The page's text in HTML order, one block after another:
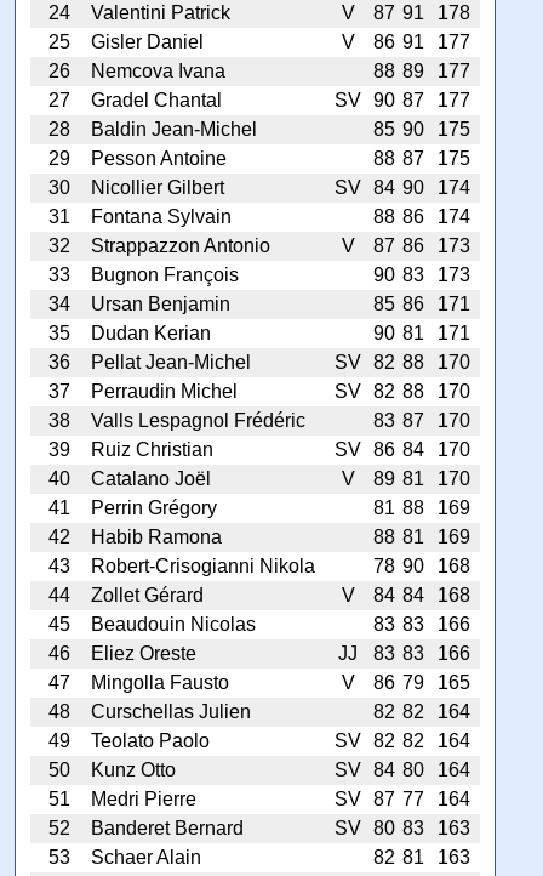
24
Valentini Patrick V 87 91
178
25
Gisler Daniel V 86 91
177
26
Nemcova Ivana 88 89
177
27
Gradel Chantal SV 90 87
177
28
Baldin Jean-Michel 85 90
175
29
Pesson Antoine 88 87
175
30
Nicollier Gilbert SV 84 90
174
31
Fontana Sylvain 88 86
174
32
Strappazzon Antonio V 87 86
173
33
Bugnon François 90 83
173
34
Ursan Benjamin 85 86
171
35
Dudan Kerian 90 81
171
36
Pellat Jean-Michel SV 82 88
170
37
Perraudin Michel SV 82 88
170
38
Valls Lespagnol Frédéric 83 87
170
39
Ruiz Christian SV 86 84
170
40
Catalano Joël V 89 81
170
41
Perrin Grégory 81 88
169
42
Habib Ramona 88 81
169
43
Robert-Crisogianni Nikola 78 90
168
44
Zollet Gérard V 84 84
168
45
Beaudouin Nicolas 83 83
166
46
Eliez Oreste JJ 83 83
166
47
Mingolla Fausto V 86 79
165
48
Curschellas Julien 82 82
164
49
Teolato Paolo SV 82 82
164
50
Kunz Otto SV 84 80
164
51
Medri Pierre SV 87 77
164
52
Banderet Bernard SV 80 83
163
53
Schaer Alain 82 81 163